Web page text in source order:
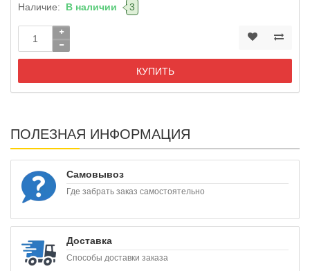
Наличие: В наличии 3
КУПИТЬ
ПОЛЕЗНАЯ ИНФОРМАЦИЯ
Самовывоз
Где забрать заказ самостоятельно
Доставка
Способы доставки заказа